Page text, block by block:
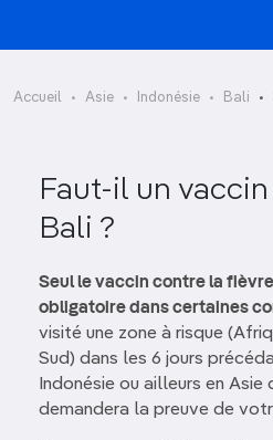
Accueil Asie Indonésie Bali
Faut-il un
Bali ?
Seul le vaccin contre la
obligatoire dans certaines
visité une zone à risque
Sud) dans les 6 jours
Indonésie ou ailleurs en Asie
demandera la preuve de